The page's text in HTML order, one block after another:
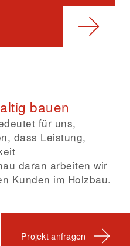
bauen
für uns,
dass Leistung,
daran arbeiten wir
Kunden im Holzbau.
Projekt anfragen